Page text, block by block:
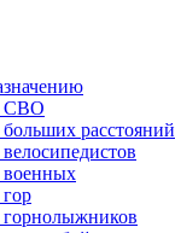
СВО
расстояний
военных
горнолыжников